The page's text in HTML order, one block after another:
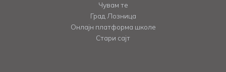
Чувам те
Град Лозница
Онлајн платформа школе
Стари сајт